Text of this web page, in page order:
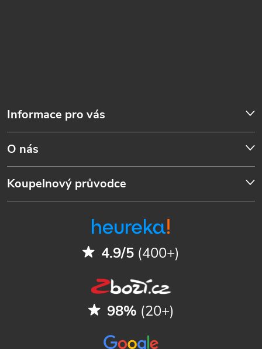
Informace pro vás
O nás
Koupelnový průvodce
4.9/5 (400+)
98% (20+)